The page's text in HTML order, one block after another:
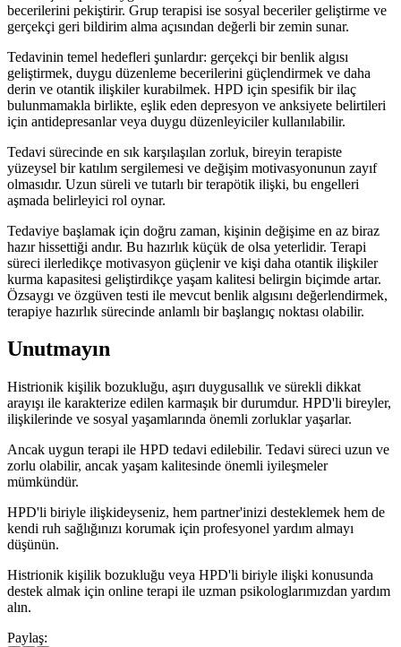
becerilerini pekiştirir. Grup terapisi ise sosyal beceriler geliştirme ve
gerçekçi geri bildirim alma açısından değerli bir zemin sunar.
Tedavinin temel hedefleri şunlardır: gerçekçi bir benlik algısı
geliştirmek, duygu düzenleme becerilerini güçlendirmek ve daha
derin ve otantik ilişkiler kurabilmek. HPD için spesifik bir ilaç
bulunmamakla birlikte, eşlik eden depresyon ve anksiyete belirtileri
için antidepresanlar veya duygu düzenleyiciler kullanılabilir.
Tedavi sürecinde en sık karşılaşılan zorluk, bireyin terapiste
yüzeysel bir katılım sergilemesi ve değişim motivasyonunun zayıf
olmasıdır. Uzun süreli ve tutarlı bir terapötik ilişki, bu engelleri
aşmada belirleyici rol oynar.
Tedaviye başlamak için doğru zaman, kişinin değişime en az biraz
hazır hissettiği andır. Bu hazırlık küçük de olsa yeterlidir. Terapi
süreci ilerledikçe motivasyon güçlenir ve kişi daha otantik ilişkiler
kurma kapasitesi geliştirdikçe yaşam kalitesi belirgin biçimde artar.
Özsaygı ve özgüven testi ile mevcut benlik algısını değerlendirmek,
terapiye hazırlık sürecinde anlamlı bir başlangıç noktası olabilir.
Unutmayın
Histrionik kişilik bozukluğu, aşırı duygusallık ve sürekli dikkat
arayışı ile karakterize edilen karmaşık bir durumdur. HPD'li bireyler,
ilişkilerinde ve sosyal yaşamlarında önemli zorluklar yaşarlar.
Ancak uygun terapi ile HPD tedavi edilebilir. Tedavi süreci uzun ve
zorlu olabilir, ancak yaşam kalitesinde önemli iyileşmeler
mümkündür.
HPD'li biriyle ilişkideyseniz, hem partner'inizi desteklemek hem de
kendi ruh sağlığınızı korumak için profesyonel yardım almayı
düşünün.
Histrionik kişilik bozukluğu veya HPD'li biriyle ilişki konusunda
destek almak için online terapi ile uzman psikologlarımızdan yardım
alın.
Paylaş: